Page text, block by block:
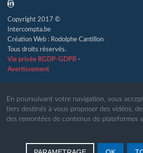
En poursuivant votre navigation, vous
tiers destinés à vous proposer des vidéos,
des remontées de contenus de plateformes
Copyright 2017 ©
Intercompta.be
Création Web : Rodolphe Cantillon
Tous droits réservés.
Vie privée RGDP-GDPR -
Avertissement